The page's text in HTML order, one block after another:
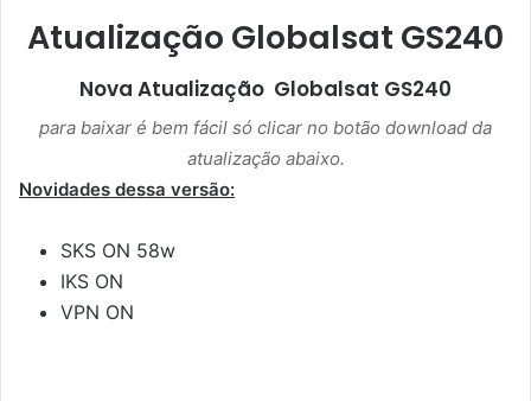
Atualização Globalsat GS240
Nova Atualização Globalsat GS240
para baixar é bem fácil só clicar no botão download da
atualização abaixo.
Novidades dessa versão:
SKS ON 58w
IKS ON
VPN ON